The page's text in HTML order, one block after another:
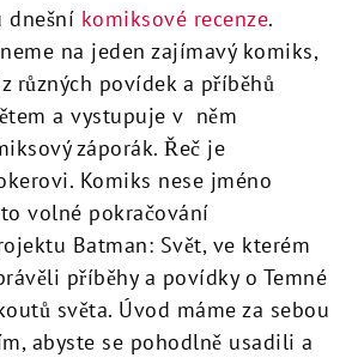
dnešní komiksové recenze.
na jeden zajímavý komiks,
různých povídek a příběhů
a vystupuje v něm
záporák. Řeč je
Komiks nese jméno
volné pokračování
Batman: Svět, ve kterém
příběhy a povídky o Temné
světa. Úvod máme za sebou
abyste se pohodlně usadili a